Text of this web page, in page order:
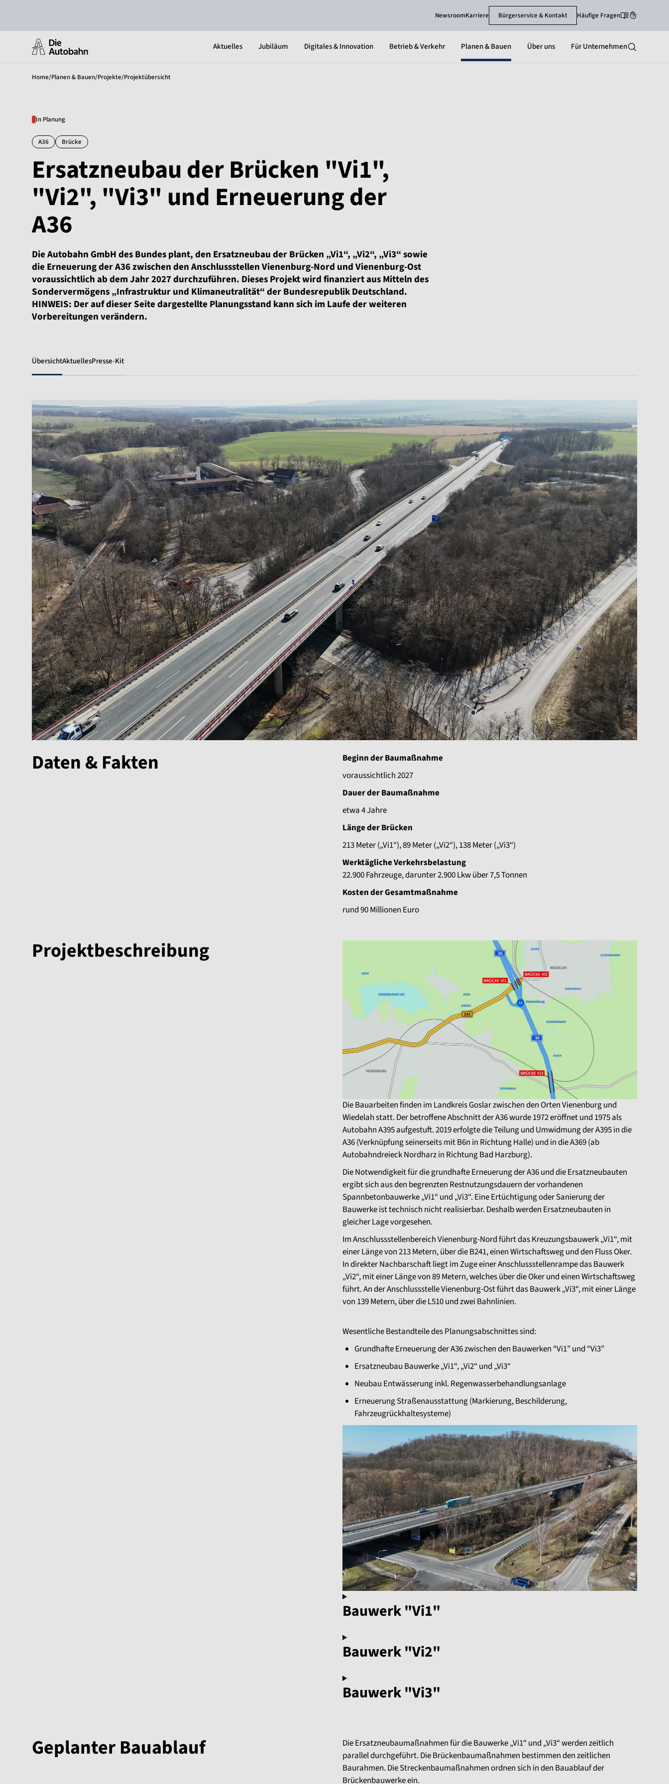
NewsroomKarriere Bürgerservice & Kontakt Häufige FragenLeichte Sprache
Aktuelles Jubiläum Digitales & Innovation Betrieb & Verkehr Planen & Bauen Über uns Für Unternehmen
Home/Planen & Bauen/Projekte/Projektübersicht
In Planung
A36 Brücke
Ersatzneubau der Brücken "Vi1",
"Vi2", "Vi3" und Erneuerung der
A36
Die Autobahn GmbH des Bundes plant, den Ersatzneubau der Brücken „Vi1“, „Vi2“, „Vi3“ sowie
die Erneuerung der A36 zwischen den Anschlussstellen Vienenburg-Nord und Vienenburg-Ost
voraussichtlich ab dem Jahr 2027 durchzuführen. Dieses Projekt wird finanziert aus Mitteln des
Sondervermögens „Infrastruktur und Klimaneutralität“ der Bundesrepublik Deutschland.
HINWEIS: Der auf dieser Seite dargestellte Planungsstand kann sich im Laufe der weiteren
Vorbereitungen verändern.
ÜbersichtAktuellesPresse-Kit
Daten & Fakten
Beginn der Baumaßnahme
voraussichtlich 2027
Dauer der Baumaßnahme
etwa 4 Jahre
Länge der Brücken
213 Meter („Vi1“), 89 Meter („Vi2“), 138 Meter („Vi3“)
Werktägliche Verkehrsbelastung
22.900 Fahrzeuge, darunter 2.900 Lkw über 7,5 Tonnen
Kosten der Gesamtmaßnahme
rund 90 Millionen Euro
Projektbeschreibung
Die Bauarbeiten finden im Landkreis Goslar zwischen den Orten Vienenburg und
Wiedelah statt. Der betroffene Abschnitt der A36 wurde 1972 eröffnet und 1975 als
Autobahn A395 aufgestuft. 2019 erfolgte die Teilung und Umwidmung der A395 in die
A36 (Verknüpfung seinerseits mit B6n in Richtung Halle) und in die A369 (ab
Autobahndreieck Nordharz in Richtung Bad Harzburg).
Die Notwendigkeit für die grundhafte Erneuerung der A36 und die Ersatzneubauten
ergibt sich aus den begrenzten Restnutzungsdauern der vorhandenen
Spannbetonbauwerke „Vi1“ und „Vi3“. Eine Ertüchtigung oder Sanierung der
Bauwerke ist technisch nicht realisierbar. Deshalb werden Ersatzneubauten in
gleicher Lage vorgesehen.
Im Anschlussstellenbereich Vienenburg-Nord führt das Kreuzungsbauwerk „Vi1“, mit
einer Länge von 213 Metern, über die B241, einen Wirtschaftsweg und den Fluss Oker.
In direkter Nachbarschaft liegt im Zuge einer Anschlussstellenrampe das Bauwerk
„Vi2“, mit einer Länge von 89 Metern, welches über die Oker und einen Wirtschaftsweg
führt. An der Anschlussstelle Vienenburg-Ost führt das Bauwerk „Vi3“, mit einer Länge
von 139 Metern, über die L510 und zwei Bahnlinien.
Wesentliche Bestandteile des Planungsabschnittes sind:
Grundhafte Erneuerung der A36 zwischen den Bauwerken “Vi1” und “Vi3”
Ersatzneubau Bauwerke „Vi1“, „Vi2“ und „Vi3“
Neubau Entwässerung inkl. Regenwasserbehandlungsanlage
Erneuerung Straßenausstattung (Markierung, Beschilderung,
Fahrzeugrückhaltesysteme)
Bauwerk "Vi1"
Bauwerk "Vi2"
Bauwerk "Vi3"
Geplanter Bauablauf
Die Ersatzneubaumaßnahmen für die Bauwerke „Vi1“ und „Vi3“ werden zeitlich
parallel durchgeführt. Die Brückenbaumaßnahmen bestimmen den zeitlichen
Baurahmen. Die Streckenbaumaßnahmen ordnen sich in den Bauablauf der
Brückenbauwerke ein.